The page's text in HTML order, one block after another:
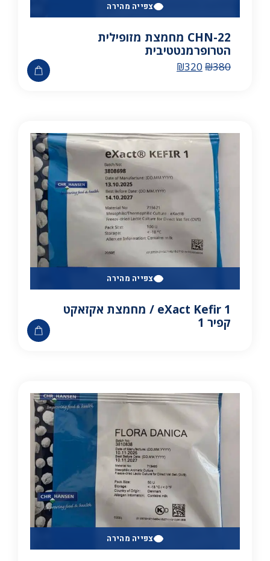
צפייה מהירה
CHN-22 מחמצת מזופילית
הטרופרמנטטיבית
₪380
₪320
צפייה מהירה
eXact Kefir 1 / מחמצת אקזאקט
קפיר 1
צפייה מהירה